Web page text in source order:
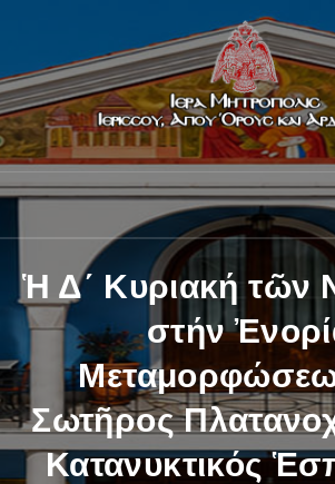
Ἡ Δ΄ Κυριακή τῶν
στήν
Σωτῆρος
Κατανυκτικός